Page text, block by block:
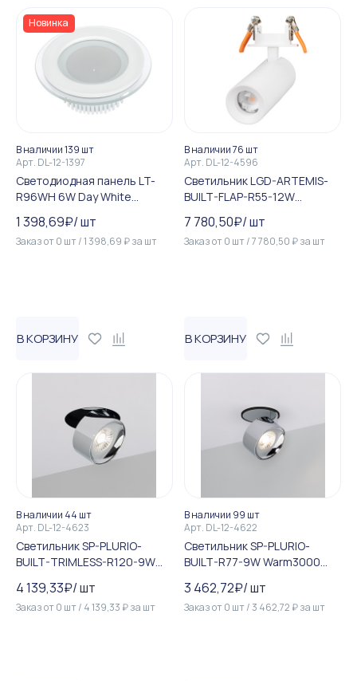
Новинка
В наличии 139 шт
Арт. DL-12-1397
Светодиодная панель LT-
R96WH 6W Day White
1 398,69₽/шт
Заказ от0 шт/1 398,69 ₽за шт
В КОРЗИНУ
В наличии 76 шт
Арт. DL-12-4596
Светильник LGD-ARTEMIS-
BUILT-FLAP-R55-12W
7 780,50₽/шт
Заказ от0 шт/7 780,50 ₽за шт
В КОРЗИНУ
В наличии 44 шт
Арт. DL-12-4623
Светильник SP-PLURIO-
BUILT-TRIMLESS-R120-9W
4 139,33₽/шт
Заказ от0 шт/ 4 139,33 ₽за шт
В наличии 99 шт
Арт. DL-12-4622
Светильник SP-PLURIO-
BUILT-R77-9W Warm3000
3 462,72₽/шт
Заказ от0 шт/3 462,72 ₽за шт